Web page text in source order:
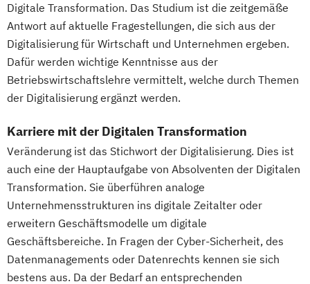
Digitale Transformation. Das Studium ist die zeitgemäße
Antwort auf aktuelle Fragestellungen, die sich aus der
Digitalisierung für Wirtschaft und Unternehmen ergeben.
Dafür werden wichtige Kenntnisse aus der
Betriebswirtschaftslehre vermittelt, welche durch Themen
der Digitalisierung ergänzt werden.
Karriere mit der Digitalen Transformation
Veränderung ist das Stichwort der Digitalisierung. Dies ist
auch eine der Hauptaufgabe von Absolventen der Digitalen
Transformation. Sie überführen analoge
Unternehmensstrukturen ins digitale Zeitalter oder
erweitern Geschäftsmodelle um digitale
Geschäftsbereiche. In Fragen der Cyber-Sicherheit, des
Datenmanagements oder Datenrechts kennen sie sich
bestens aus. Da der Bedarf an entsprechenden